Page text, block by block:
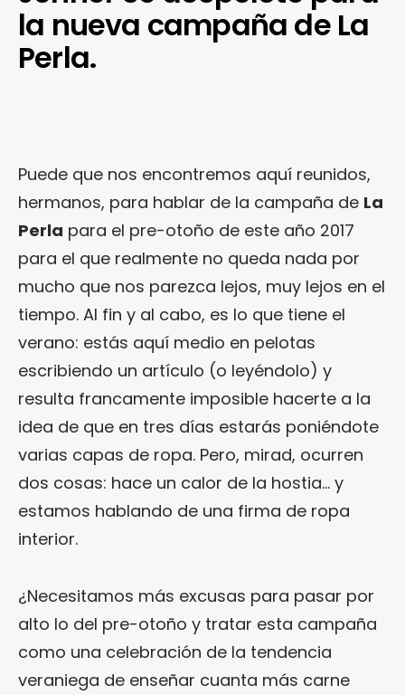
la nueva campaña de La
Perla.
Puede que nos encontremos aquí reunidos,
hermanos, para hablar de la campaña de La
Perla para el pre-otoño de este año 2017
para el que realmente no queda nada por
mucho que nos parezca lejos, muy lejos en el
tiempo. Al fin y al cabo, es lo que tiene el
verano: estás aquí medio en pelotas
escribiendo un artículo (o leyéndolo) y
resulta francamente imposible hacerte a la
idea de que en tres días estarás poniéndote
varias capas de ropa. Pero, mirad, ocurren
dos cosas: hace un calor de la hostia… y
estamos hablando de una firma de ropa
interior.
¿Necesitamos más excusas para pasar por
alto lo del pre-otoño y tratar esta campaña
como una celebración de la tendencia
veraniega de enseñar cuanta más carne